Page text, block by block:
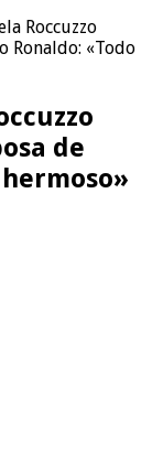
Roccuzzo
Ronaldo: «Todo
de